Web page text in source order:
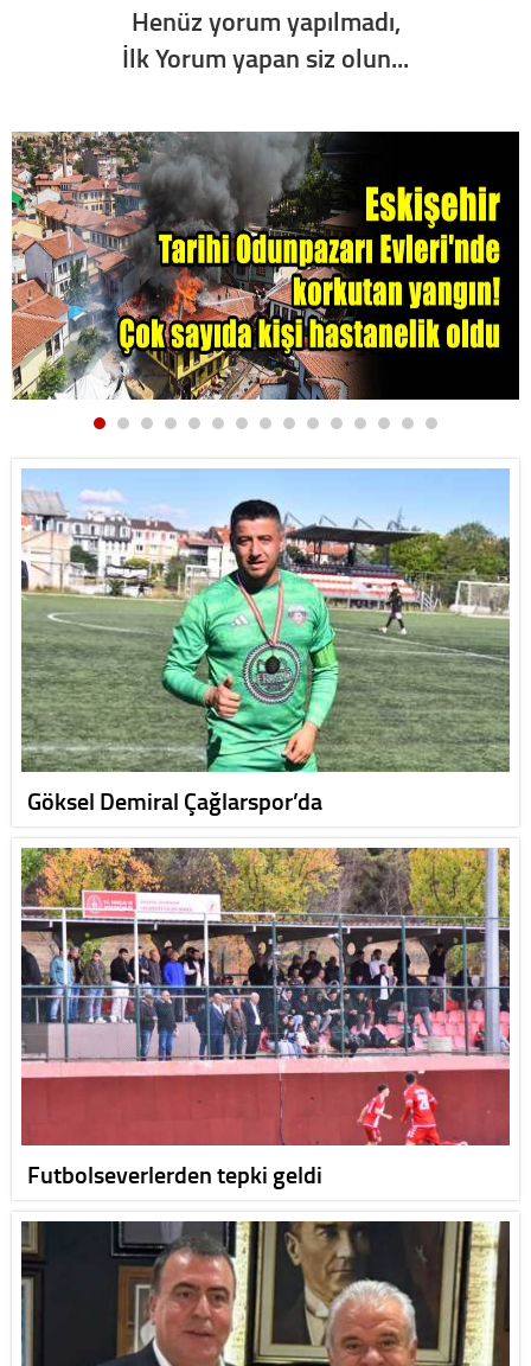
Henüz yorum yapılmadı,
İlk Yorum yapan siz olun...
Göksel Demiral Çağlarspor’da
Futbolseverlerden tepki geldi